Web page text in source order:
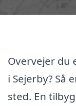
Overvejer du
i Sejerby? Så
sted. En